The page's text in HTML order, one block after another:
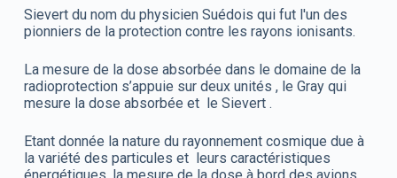
Sievert du nom du physicien Suédois qui fut l'un des
pionniers de la protection contre les rayons ionisants.
La mesure de la dose absorbée dans le domaine de la
radioprotection s’appuie sur deux unités , le Gray qui
mesure la dose absorbée et le Sievert .
Etant donnée la nature du rayonnement cosmique due à
la variété des particules et leurs caractéristiques
énergétiques, la mesure de la dose à bord des avions